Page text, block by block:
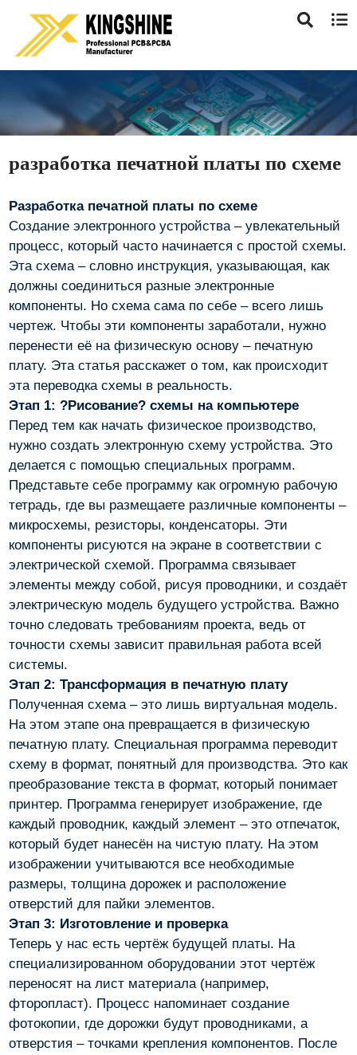
разработка печатной платы по схеме
Разработка печатной платы по схеме
Создание электронного устройства – увлекательный
процесс, который часто начинается с простой схемы.
Эта схема – словно инструкция, указывающая, как
должны соединиться разные электронные
компоненты. Но схема сама по себе – всего лишь
чертеж. Чтобы эти компоненты заработали, нужно
перенести её на физическую основу – печатную
плату. Эта статья расскажет о том, как происходит
эта переводка схемы в реальность.
Этап 1: ?Рисование? схемы на компьютере
Перед тем как начать физическое производство,
нужно создать электронную схему устройства. Это
делается с помощью специальных программ.
Представьте себе программу как огромную рабочую
тетрадь, где вы размещаете различные компоненты –
микросхемы, резисторы, конденсаторы. Эти
компоненты рисуются на экране в соответствии с
электрической схемой. Программа связывает
элементы между собой, рисуя проводники, и создаёт
электрическую модель будущего устройства. Важно
точно следовать требованиям проекта, ведь от
точности схемы зависит правильная работа всей
системы.
Этап 2: Трансформация в печатную плату
Полученная схема – это лишь виртуальная модель.
На этом этапе она превращается в физическую
печатную плату. Специальная программа переводит
схему в формат, понятный для производства. Это как
преобразование текста в формат, который понимает
принтер. Программа генерирует изображение, где
каждый проводник, каждый элемент – это отпечаток,
который будет нанесён на чистую плату. На этом
изображении учитываются все необходимые
размеры, толщина дорожек и расположение
отверстий для пайки элементов.
Этап 3: Изготовление и проверка
Теперь у нас есть чертёж будущей платы. На
специализированном оборудовании этот чертёж
переносят на лист материала (например,
фторопласт). Процесс напоминает создание
фотокопии, где дорожки будут проводниками, а
отверстия – точками крепления компонентов. После